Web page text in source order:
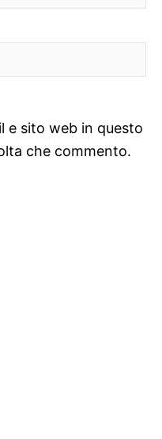
e sito web in questo
che commento.